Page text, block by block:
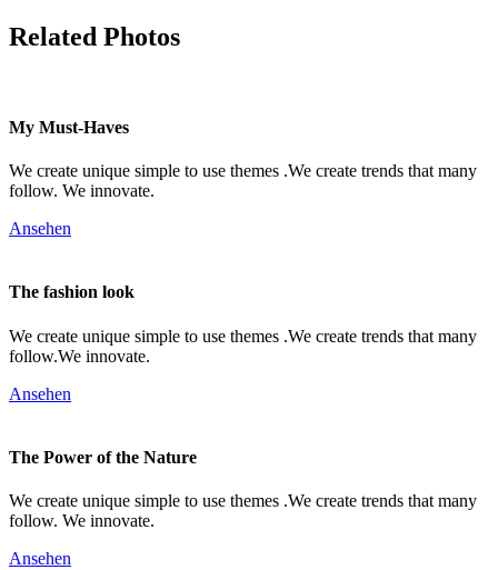
Related Photos
My Must-Haves
We create unique simple to use themes .We create trends that many
follow. We innovate.
Ansehen
The fashion look
We create unique simple to use themes .We create trends that many
follow.We innovate.
Ansehen
The Power of the Nature
We create unique simple to use themes .We create trends that many
follow. We innovate.
Ansehen